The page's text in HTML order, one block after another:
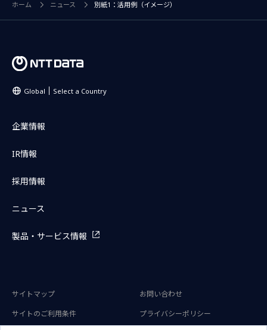
ホーム ニュース 別紙1：活用例（イメージ）
Global Select a Country
企業情報
IR情報
採用情報
ニュース
製品・サービス情報
サイトマップ
お問い合わせ
サイトのご利用条件
プライバシーポリシー